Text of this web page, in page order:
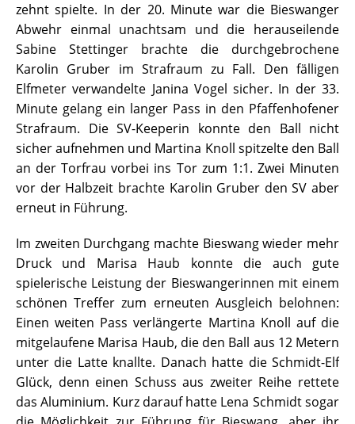
zehnt spielte. In der 20. Minute war die Bieswanger
Abwehr einmal unachtsam und die herauseilende
Sabine Stettinger brachte die durchgebrochene
Karolin Gruber im Strafraum zu Fall. Den fälligen
Elfmeter verwandelte Janina Vogel sicher. In der 33.
Minute gelang ein langer Pass in den Pfaffenhofener
Strafraum. Die SV-Keeperin konnte den Ball nicht
sicher aufnehmen und Martina Knoll spitzelte den Ball
an der Torfrau vorbei ins Tor zum 1:1. Zwei Minuten
vor der Halbzeit brachte Karolin Gruber den SV aber
erneut in Führung.
Im zweiten Durchgang machte Bieswang wieder mehr
Druck und Marisa Haub konnte die auch gute
spielerische Leistung der Bieswangerinnen mit einem
schönen Treffer zum erneuten Ausgleich belohnen:
Einen weiten Pass verlängerte Martina Knoll auf die
mitgelaufene Marisa Haub, die den Ball aus 12 Metern
unter die Latte knallte. Danach hatte die Schmidt-Elf
Glück, denn einen Schuss aus zweiter Reihe rettete
das Aluminium. Kurz darauf hatte Lena Schmidt sogar